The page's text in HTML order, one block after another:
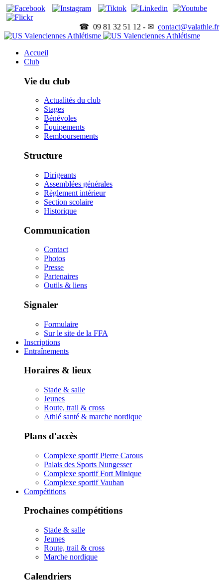
☎ 09 81 32 51 12 - ✉ contact@valathle.fr
Accueil
Club
Vie du club
Actualités du club
Stages
Bénévoles
Équipements
Remboursements
Structure
Dirigeants
Assemblées générales
Règlement intérieur
Section scolaire
Historique
Communication
Contact
Photos
Presse
Partenaires
Outils & liens
Signaler
Formulaire
Sur le site de la FFA
Inscriptions
Entraînements
Horaires & lieux
Stade & salle
Jeunes
Route, trail & cross
Athlé santé & marche nordique
Plans d'accès
Complexe sportif Pierre Carous
Palais des Sports Nungesser
Complexe sportif Fort Minique
Complexe sportif Vauban
Compétitions
Prochaines compétitions
Stade & salle
Jeunes
Route, trail & cross
Marche nordique
Calendriers